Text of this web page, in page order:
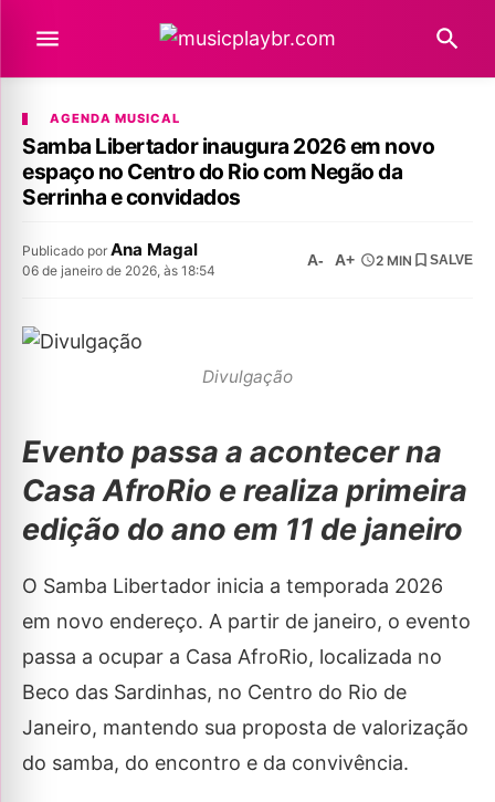
AGENDA MUSICAL
Samba Libertador inaugura 2026 em novo
espaço no Centro do Rio com Negão da
Serrinha e convidados
Publicado por Ana Magal
06 de janeiro de 2026, às 18:54
A- A+ 2 MIN SALVE
Divulgação
Evento passa a acontecer na
Casa AfroRio e realiza primeira
edição do ano em 11 de janeiro
O Samba Libertador inicia a temporada 2026
em novo endereço. A partir de janeiro, o evento
passa a ocupar a Casa AfroRio, localizada no
Beco das Sardinhas, no Centro do Rio de
Janeiro, mantendo sua proposta de valorização
do samba, do encontro e da convivência.